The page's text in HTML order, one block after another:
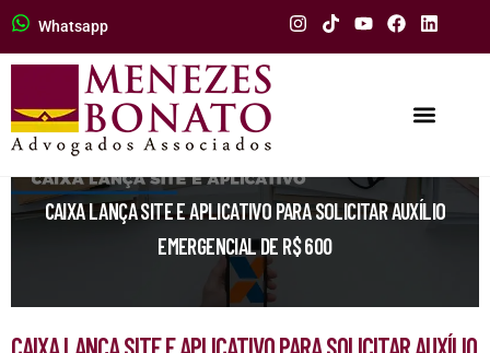
Whatsapp
CAIXA LANÇA SITE E APLICATIVO PARA SOLICITAR AUXÍLIO
EMERGENCIAL DE R$ 600